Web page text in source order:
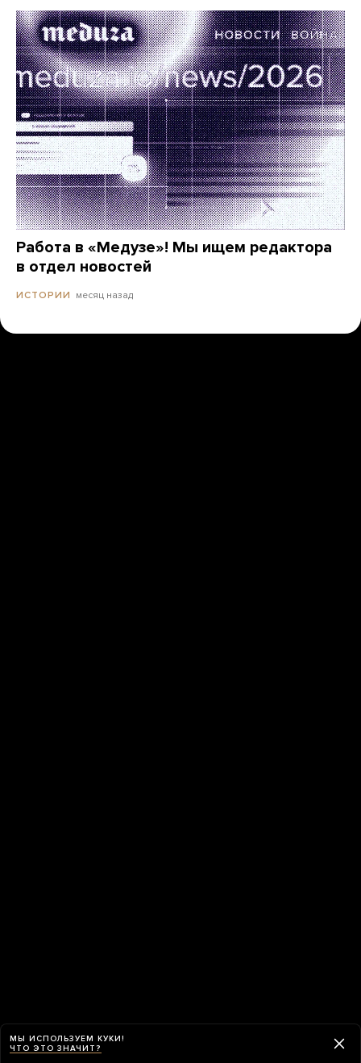
Работа в «Медузе»! Мы ищем редактора
в отдел новостей
ИСТОРИИ месяц назад
МЫ ИСПОЛЬЗУЕМ КУКИ!
ЧТО ЭТО ЗНАЧИТ?